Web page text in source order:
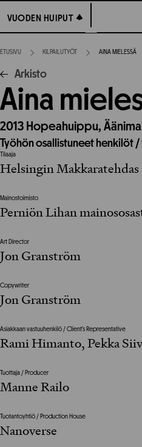
suoraan
sisältöön
VUODEN HUIPUT
VUODEN HUIPUT
ETUSIVU KILPAILUTYÖT AINA MIELESSÄ
Arkisto
Aina
2013 Hopeahuippu,
Työhön osallistuneet henkilöt
Tilaaja
Helsingin Makkaratehdas
Mainostoimisto
Perniön Lihan
Art Director
Jon Granström
Copywriter
Jon Granström
Asiakkaan vastuuhenkilö / Client’s Representative
Rami Himanto, Pekka
Tuottaja / Producer
Manne Railo
Tuotantoyhtiö / Production House
Nanoverse